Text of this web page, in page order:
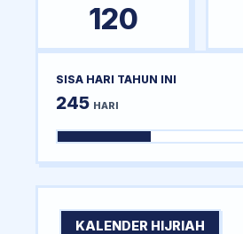
120
SISA HARI TAHUN INI
245 HARI
KALENDER HIJRIAH